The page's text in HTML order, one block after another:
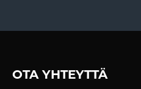
OTA YHTEYTTÄ